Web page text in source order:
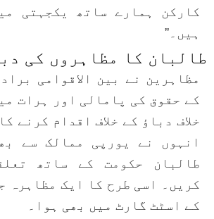
کارکن ہمارے ساتھ یکجہتی
ہیں۔”
طالبان کا مظاہروں کی
مظاہرین نے بین الاقوامی
کے حقوق کی پامالی اور ہرات
خلاف دباؤ کے خلاف اقدام کرنے
انہوں نے یورپی ممالک سے
طالبان حکومت کے ساتھ
کریں۔ اسی طرح کا ایک مظاہرہ
کے اسٹٹ گارٹ میں بھی ہوا۔